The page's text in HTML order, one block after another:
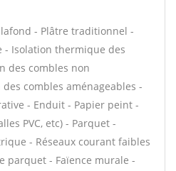
- Plâtre traditionnel -
- Isolation thermique des
des combles non
combles aménageables -
- Enduit - Papier peint -
PVC, etc) - Parquet -
- Réseaux courant faibles
parquet - Faïence murale -